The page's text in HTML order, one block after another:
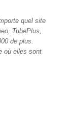
quel site
TubePlus,
de plus.
où elles sont